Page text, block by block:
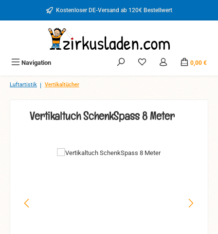
Zum Hauptinhalt springenKostenloser DE-Versand ab 120€ Bestellwert
Navigation Du hast 0 Produkte auf
0,00 €
Luftartistik | Vertikaltücher
Vertikaltuch SchenkSpass 8 Meter
Bildergalerie überspringen